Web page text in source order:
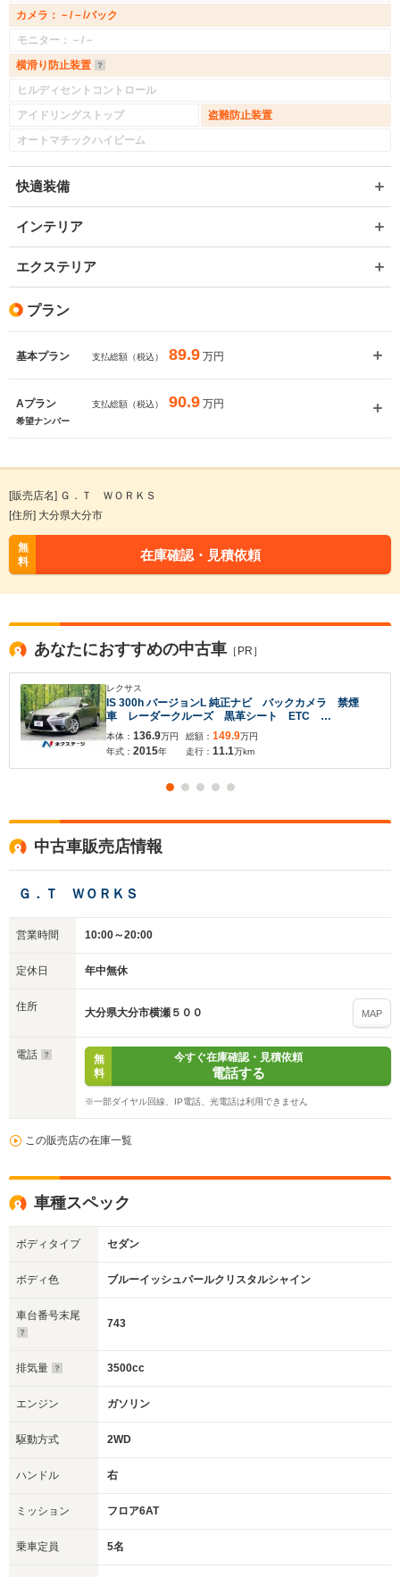
カメラ：－/－/バック
モニター：－/－
横滑り防止装置
ヒルディセントコントロール
アイドリングストップ
盗難防止装置
オートマチックハイビーム
快適装備
インテリア
エクステリア
プラン
基本プラン 支払総額（税込） 89.9 万円
Aプラン 支払総額（税込） 90.9 万円
希望ナンバー
[販売店名] Ｇ．Ｔ ＷＯＲＫＳ
[住所] 大分県大分市
無
料
在庫確認・見積依頼
あなたにおすすめの中古車 ［PR］
レクサス
IS 300h バージョンL 純正ナビ バックカメラ 禁煙
車 レーダークルーズ 黒革シート ETC
Bluetooth フルセグ ベンチレーション シートヒー
ター パドルシフト LEDヘッド 革巻きハンドル ク
リアランスソナー
本体： 136.9万円
年式： 2015年
総額： 149.9万円
走行： 11.1万km
中古車販売店情報
Ｇ．Ｔ ＷＯＲＫＳ
営業時間 10:00～20:00
定休日 年中無休
住所 大分県大分市横瀬５００ MAP
電話
無
料
今すぐ在庫確認・見積依頼
電話する
※一部ダイヤル回線、IP電話、光電話は利用できません
この販売店の在庫一覧
車種スペック
ボディタイプ セダン
ボディ色 ブルーイッシュパールクリスタルシャイン
車台番号末尾
743
排気量 3500cc
エンジン ガソリン
駆動方式 2WD
ハンドル 右
ミッション フロア6AT
乗車定員 5名
いいえ